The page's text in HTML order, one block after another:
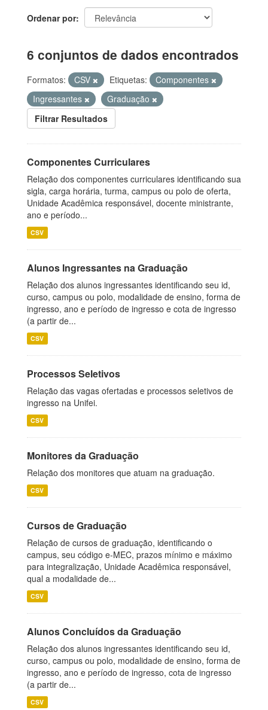
Ordenar por
6 conjuntos de dados encontrados
Formatos: CSV Etiquetas:
Componentes
Ingressantes
Graduação
Filtrar Resultados
Componentes Curriculares
Relação dos componentes curriculares identificando sua
sigla, carga horária, turma, campus ou polo de oferta,
Unidade Acadêmica responsável, docente ministrante,
ano e período...
CSV
Alunos Ingressantes na Graduação
Relação dos alunos ingressantes identificando seu id,
curso, campus ou polo, modalidade de ensino, forma de
ingresso, ano e período de ingresso e cota de ingresso
(a partir de...
CSV
Processos Seletivos
Relação das vagas ofertadas e processos seletivos de
ingresso na Unifei.
CSV
Monitores da Graduação
Relação dos monitores que atuam na graduação.
CSV
Cursos de Graduação
Relação de cursos de graduação, identificando o
campus, seu código e-MEC, prazos mínimo e máximo
para integralização, Unidade Acadêmica responsável,
qual a modalidade de...
CSV
Alunos Concluídos da Graduação
Relação dos alunos ingressantes identificando seu id,
curso, campus ou polo, modalidade de ensino, forma de
ingresso, ano e período de ingresso, cota de ingresso
(a partir de...
CSV